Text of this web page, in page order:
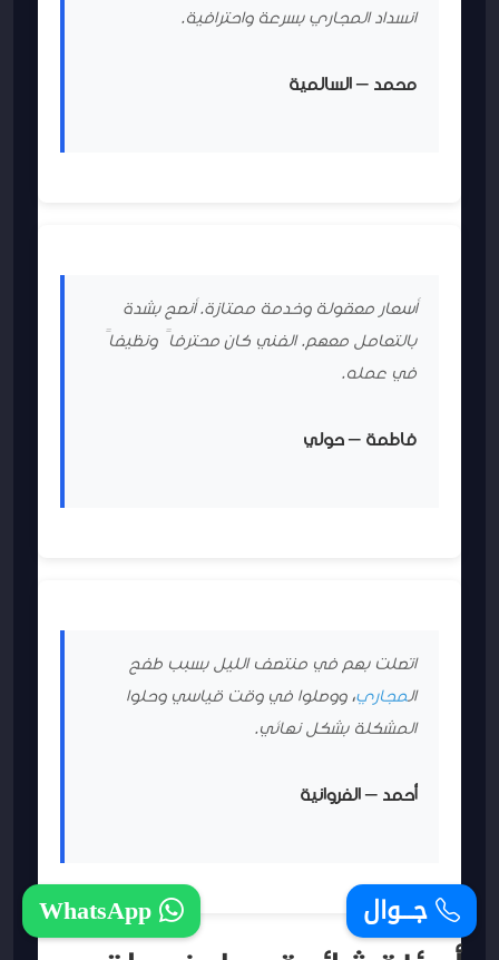
انسداد المجاري بسرعة واحترافية.
محمد – السالمية
أسعار معقولة وخدمة ممتازة. أنصح بشدة
بالتعامل معهم. الفني كان محترفاً ونظيفاً
في عمله.
فاطمة – حولي
اتصلت بهم في منتصف الليل بسبب طفح
المجاري، ووصلوا في وقت قياسي وحلوا
المشكلة بشكل نهائي.
أحمد – الفروانية
جـــوال